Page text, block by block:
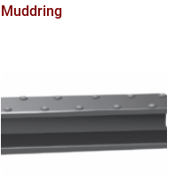
Muddring